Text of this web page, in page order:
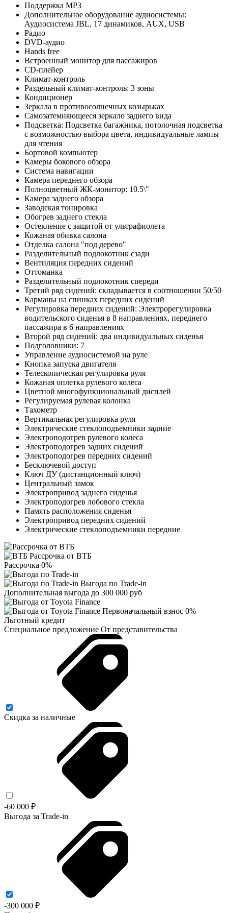
Поддержка MP3
Дополнительное оборудование аудиосистемы:
Аудиосистема JBL, 17 динамиков, AUX, USB
Радио
DVD-аудио
Hands free
Встроенный монитор для пассажиров
CD-плейер
Климат-контроль
Раздельный климат-контроль: 3 зоны
Кондиционер
Зеркала в противосолнечных козырьках
Самозатемняющееся зеркало заднего вида
Подсветка: Подсветка багажника, потолочная подсветка
с возможностью выбора цвета, индивидуальные лампы
для чтения
Бортовой компьютер
Камеры бокового обзора
Система навигации
Камера переднего обзора
Полноцветный ЖК-монитор: 10.5\"
Камера заднего обзора
Заводская тонировка
Обогрев заднего стекла
Остекление с защитой от ультрафиолета
Кожаная обивка салона
Отделка салона "под дерево"
Разделительный подлокотник сзади
Вентиляция передних сидений
Оттоманка
Разделительный подлокотник спереди
Третий ряд сидений: складывается в соотношении 50/50
Карманы на спинках передних сидений
Регулировка передних сидений: Электрорегулировка
водительского сиденья в 8 направлениях, переднего
пассажира в 6 направлениях
Второй ряд сидений: два индивидуальных сиденья
Подголовники: 7
Управление аудиосистемой на руле
Кнопка запуска двигателя
Телескопическая регулировка руля
Кожаная оплетка рулевого колеса
Цветной многофункциональный дисплей
Регулируемая рулевая колонка
Тахометр
Вертикальная регулировка руля
Электрические стеклоподъемники задние
Электроподогрев рулевого колеса
Электроподогрев задних сидений
Электроподогрев передних сидений
Бесключевой доступ
Ключ ДУ (дистанционный ключ)
Центральный замок
Электропривод заднего сиденья
Электроподогрев лобового стекла
Память расположения сиденья
Электропривод передних сидений
Электрические стеклоподъемники передние
Рассрочка от ВТБ
Рассрочка 0%
Выгода по Trade-in
Дополнительная выгода до 300 000 руб
Первоначальный взнос 0%
Льготный кредит
Специальное предложение От представительства
Скидка за наличные
-60 000 ₽
Выгода за Trade-in
-300 000 ₽